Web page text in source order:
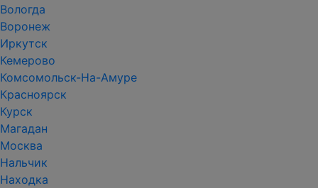
Вологда
Воронеж
Иркутск
Кемерово
Комсомольск-На-Амуре
Красноярск
Курск
Магадан
Москва
Нальчик
Находка